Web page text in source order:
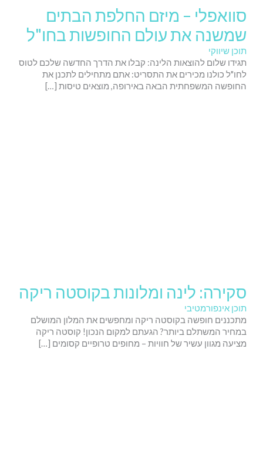
סוואפלי – מיזם החלפת הבתים
שמשנה את עולם החופשות בחו"ל
תוכן שיווקי
תגידו שלום להוצאות הלינה: קבלו את הדרך החדשה שלכם לטוס
לחו"ל כולנו מכירים את התסריט: אתם מתחילים לתכנן את
החופשה המשפחתית הבאה באירופה, מוצאים טיסות […]
סקירה: לינה ומלונות בקוסטה ריקה
תוכן אינפורמטיבי
מתכננים חופשה בקוסטה ריקה ומחפשים את המלון המושלם
במחיר המשתלם ביותר? הגעתם למקום הנכון! קוסטה ריקה
מציעה מגוון עשיר של חוויות – מחופים טרופיים קסומים […]